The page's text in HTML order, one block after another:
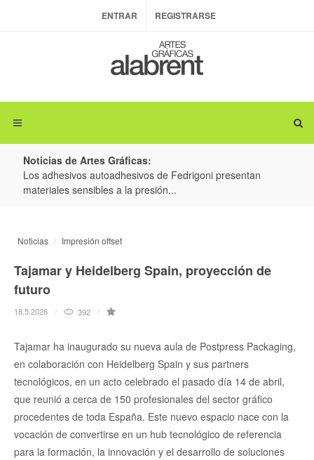
ENTRAR REGISTRARSE
Noticias de Artes Gráficas:
Los adhesivos autoadhesivos de Fedrigoni presentan
materiales sensibles a la presión...
Noticias Impresión offset
Tajamar y Heidelberg Spain, proyección de
futuro
18.5.2026 392
Tajamar ha inaugurado su nueva aula de Postpress Packaging,
en colaboración con Heidelberg Spain y sus partners
tecnológicos, en un acto celebrado el pasado día 14 de abril,
que reunió a cerca de 150 profesionales del sector gráfico
procedentes de toda España. Este nuevo espacio nace con la
vocación de convertirse en un hub tecnológico de referencia
para la formación, la innovación y el desarrollo de soluciones